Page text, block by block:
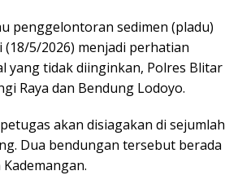
penggelontoran sedimen (pladu)
5/2026) menjadi perhatian
yang tidak diinginkan, Polres Blitar
Raya dan Bendung Lodoyo.
akan disiagakan di sejumlah
Dua bendungan tersebut berada